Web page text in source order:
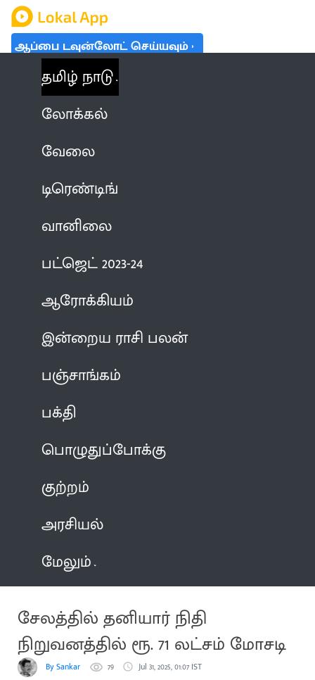
ஆப்பை டவுன்லோட் செய்யவும்
தமிழ் நாடு
லோக்கல்
வேலை
டிரெண்டிங்
வானிலை
பட்ஜெட் 2023-24
ஆரோக்கியம்
இன்றைய ராசி பலன்
பஞ்சாங்கம்
பக்தி
பொழுதுப்போக்கு
குற்றம்
அரசியல்
மேலும்
சேலத்தில் தனியார் நிதி
நிறுவனத்தில் ரூ. 71 லட்சம் மோசடி
By Sankar 79 Jul 31, 2025, 01:07 IST